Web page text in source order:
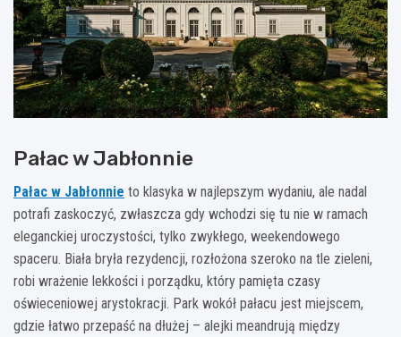
Pałac w Jabłonnie
Pałac w Jabłonnie to klasyka w najlepszym wydaniu, ale nadal
potrafi zaskoczyć, zwłaszcza gdy wchodzi się tu nie w ramach
eleganckiej uroczystości, tylko zwykłego, weekendowego
spaceru. Biała bryła rezydencji, rozłożona szeroko na tle zieleni,
robi wrażenie lekkości i porządku, który pamięta czasy
oświeceniowej arystokracji. Park wokół pałacu jest miejscem,
gdzie łatwo przepaść na dłużej – alejki meandrują między